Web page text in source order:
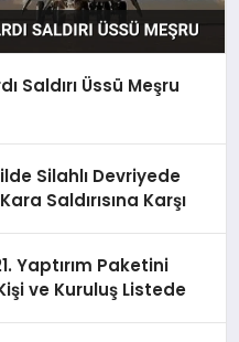
Saldırı Üssü Meşru
Silahlı Devriyede
Saldırısına Karşı
Yaptırım Paketini
ve Kuruluş Listede